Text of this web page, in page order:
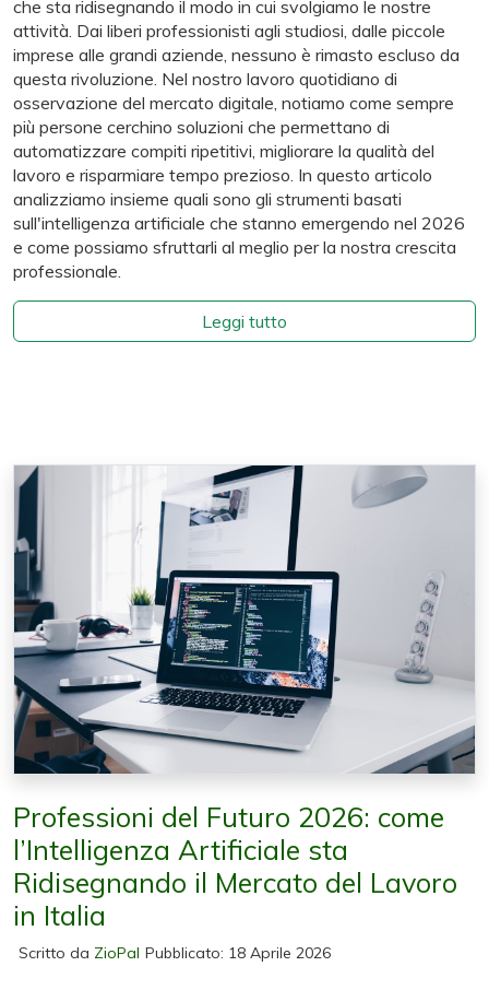
che sta ridisegnando il modo in cui svolgiamo le nostre
attività. Dai liberi professionisti agli studiosi, dalle piccole
imprese alle grandi aziende, nessuno è rimasto escluso da
questa rivoluzione. Nel nostro lavoro quotidiano di
osservazione del mercato digitale, notiamo come sempre
più persone cerchino soluzioni che permettano di
automatizzare compiti ripetitivi, migliorare la qualità del
lavoro e risparmiare tempo prezioso. In questo articolo
analizziamo insieme quali sono gli strumenti basati
sull'intelligenza artificiale che stanno emergendo nel 2026
e come possiamo sfruttarli al meglio per la nostra crescita
professionale.
Leggi tutto
Professioni del Futuro 2026: come
l’Intelligenza Artificiale sta
Ridisegnando il Mercato del Lavoro
in Italia
Scritto da ZioPal Pubblicato: 18 Aprile 2026